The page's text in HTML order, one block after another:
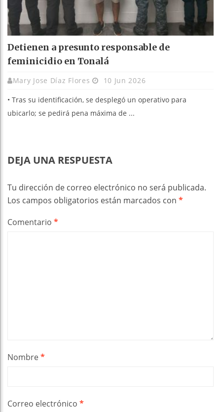
Detienen a presunto responsable de
feminicidio en Tonalá
Mary Jose Díaz Flores 10 Jun 2026
• Tras su identificación, se desplegó un operativo para
ubicarlo; se pedirá pena máxima de ...
DEJA UNA RESPUESTA
Tu dirección de correo electrónico no será publicada.
Los campos obligatorios están marcados con *
Comentario *
Nombre*
Correo electrónico *